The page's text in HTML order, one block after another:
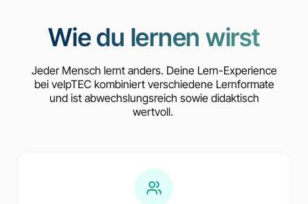
Wie du lernen wirst
Jeder Mensch lernt anders. Deine Lern-Experience
bei velpTEC kombiniert verschiedene Lernformate
und ist abwechslungsreich sowie didaktisch
wertvoll.